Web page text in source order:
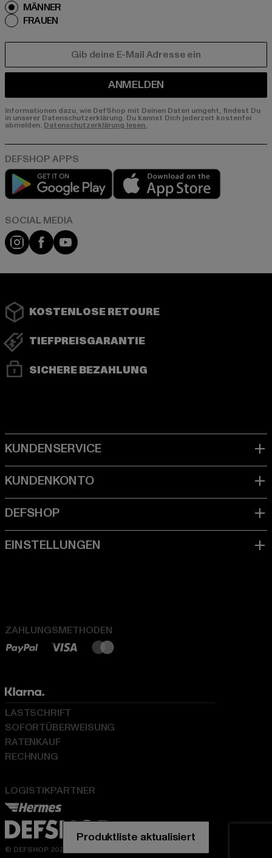
MÄNNER
FRAUEN
ANMELDEN
Informationen dazu, wie DefShop mit Deinen Daten umgeht, findest Du
in unserer Datenschutzerklärung. Du kannst Dich jederzeit kostenfei
abmelden. Datenschutzerklärung lesen.
Play market
Instagram
FacebookYouTube
KOSTENLOSE RETOURE
TIEFPREISGARANTIE
SICHERE BEZAHLUNG
ZAHLUNGSMETHODEN
LOGISTIKPARTNER
LASTSCHRIFT
SOFORTÜBERWEISUNG
RATENKAUF
RECHNUNG
© DEFSHOP 2026. Alle Rechte vorbehalten